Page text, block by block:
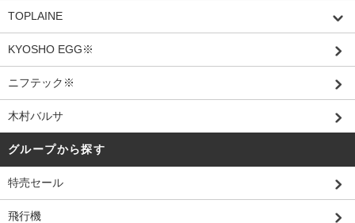
TOPLAINE
KYOSHO EGG※
ニフテック※
木村バルサ
グループから探す
特売セール
飛行機